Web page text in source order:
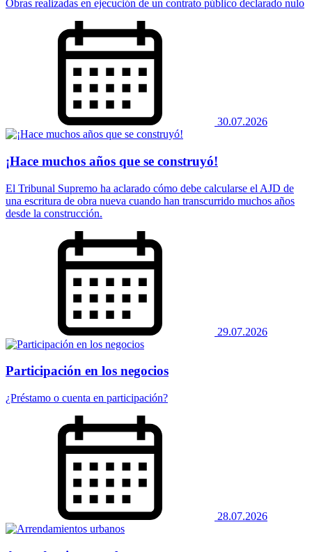
Obras realizadas en ejecución de un contrato público declarado nulo
30.07.2026
¡Hace muchos años que se construyó!
El Tribunal Supremo ha aclarado cómo debe calcularse el AJD de
una escritura de obra nueva cuando han transcurrido muchos años
desde la construcción.
29.07.2026
Participación en los negocios
¿Préstamo o cuenta en participación?
28.07.2026